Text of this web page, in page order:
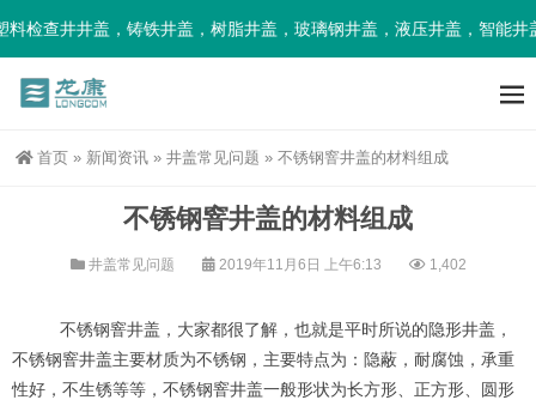
检查井井盖，铸铁井盖，树脂井盖，玻璃钢井盖，液压井盖，智能井
首页 » 新闻资讯 » 井盖常见问题 » 不锈钢窨井盖的材料组成
不锈钢窨井盖的材料组成
井盖常见问题 2019年11月6日 上午6:13 1,402
不锈钢窨井盖，大家都很了解，也就是平时所说的隐形井盖，
不锈钢窨井盖主要材质为不锈钢，主要特点为：隐蔽，耐腐蚀，承重
性好，不生锈等等，不锈钢窨井盖一般形状为长方形、正方形、圆形